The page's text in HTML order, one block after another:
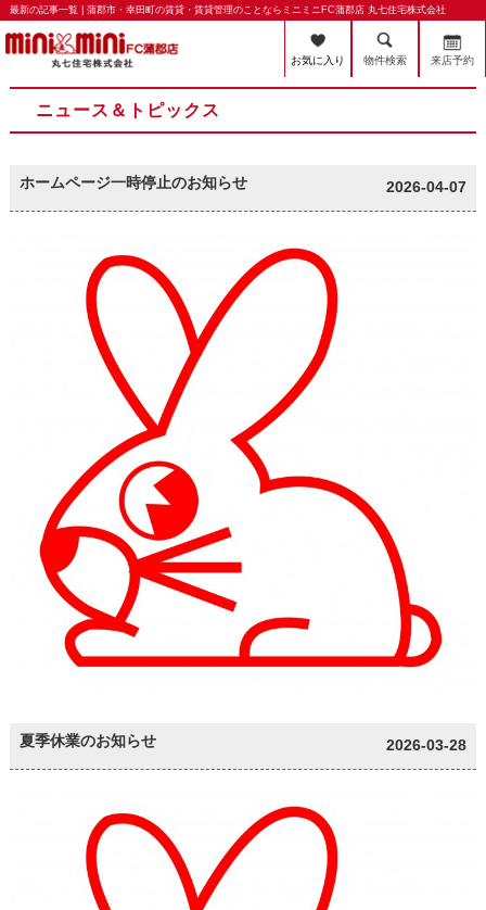
最新の記事一覧 | 蒲郡市・幸田町の賃貸・賃貸管理のことならミニミニFC蒲郡店 丸七住宅株式会社
お気に入り 物件検索 来店予約
ニュース＆トピックス
ホームページ一時停止のお知らせ 2026-04-07
夏季休業のお知らせ 2026-03-28